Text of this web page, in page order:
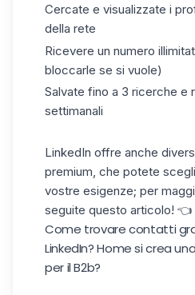
Cercate e visualizzate i
della rete
Ricevere un numero
bloccarle se si vuole)
Salvate fino a 3 ricerche e
settimanali
LinkedIn offre anche
premium, che potete
vostre esigenze; per
seguite questo articolo! 👈
Come trovare contatti
LinkedIn? Home si crea
per il B2b?